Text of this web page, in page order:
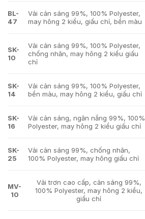
BL-
47
Vải cản sáng 99%, 100% Polyester,
may hông 2 kiểu, giấu chỉ, bền màu
SK-
10
Vải cản sáng 99%, 100% Polyester,
chống nhăn, may hông 2 kiểu giấu
chỉ
SK-
14
Vải cản sáng 99%, 100% Polyester,
bền màu, may hông 2 kiểu, giấu chỉ
SK-
16
Vải cản sáng, ngăn nắng 99%, 100%
Polyester, may hông 2 kiểu giấu chỉ
SK-
25
Vải cản sáng 99%, chống nhăn,
100% Polyester, may hông giấu chỉ
MV-
10
Vải trơn cao cấp, cản sáng 99%,
100% Polyester, may hông 2 kiểu,
giấu chỉ